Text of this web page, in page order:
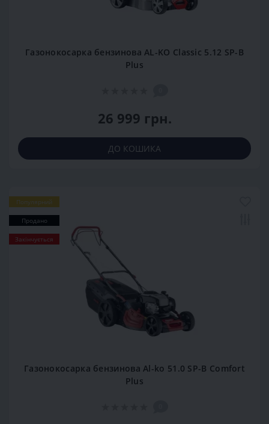
Газонокосарка бензинова AL-KO Classic 5.12 SP-B
Plus
26 999 грн.
ДО КОШИКА
Популярний
Продано
Закінчується
Газонокосарка бензинова Al-ko 51.0 SP-В Comfort
Plus